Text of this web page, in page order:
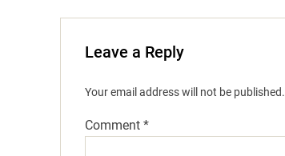
Leave a Reply
Your email address will not be published.
Comment *